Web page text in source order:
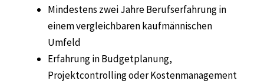
Mindestens zwei Jahre Berufserfahrung in
einem vergleichbaren kaufmännischen
Umfeld
Erfahrung in Budgetplanung,
Projektcontrolling oder Kostenmanagement